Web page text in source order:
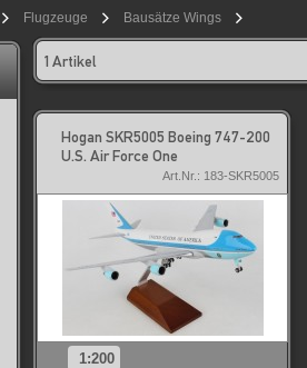
Flugzeuge Bausätze Wings
1 Artikel
Hogan SKR5005 Boeing 747-200
U.S. Air Force One
Art.Nr.: 183-SKR5005
1:200